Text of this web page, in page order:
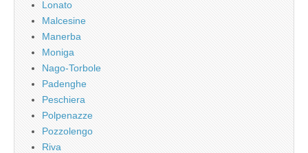
Lonato
Malcesine
Manerba
Moniga
Nago-Torbole
Padenghe
Peschiera
Polpenazze
Pozzolengo
Riva